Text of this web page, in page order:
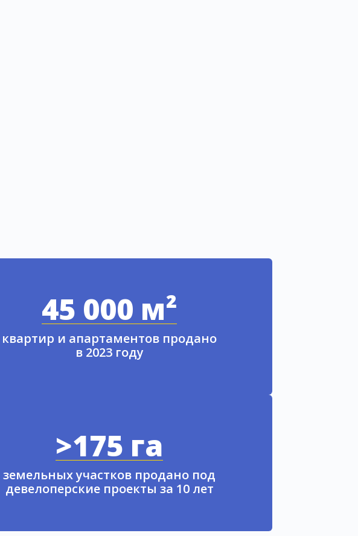
45 000 м²
квартир и апартаментов продано
в 2023 году
>175 га
земельных участков продано под
девелоперские проекты за 10 лет